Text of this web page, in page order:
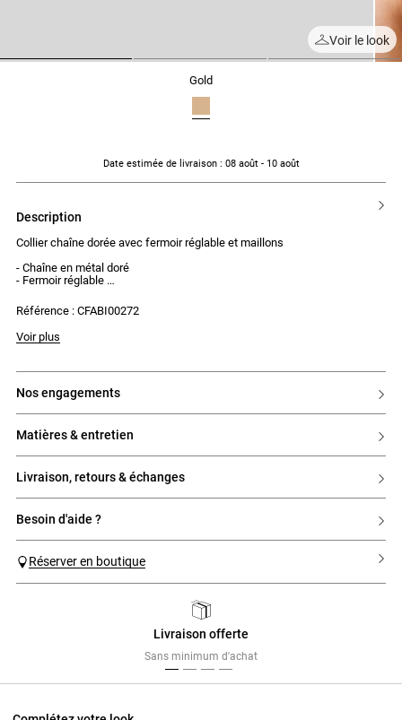
Voir le look
gold
Date estimée de livraison: 08 août - 10 août
description
Collier chaîne dorée avec fermoir réglable et maillons
- Chaîne en métal doré
- Fermoir réglable
Référence : CFABI00272
Voir plus
nos engagements
matières & entretien
livraison, retours & échanges
besoin d'aide ?
Réserver en boutique
Livraison offerte
Sans minimum d'achat